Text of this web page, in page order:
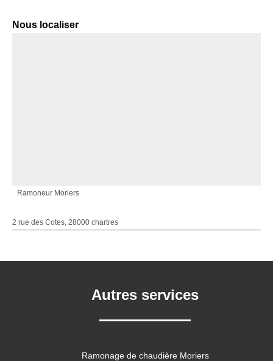
Nous localiser
Ramoneur Moriers
2 rue des Cotes, 28000 chartres
Autres services
Ramonage de chaudière Moriers